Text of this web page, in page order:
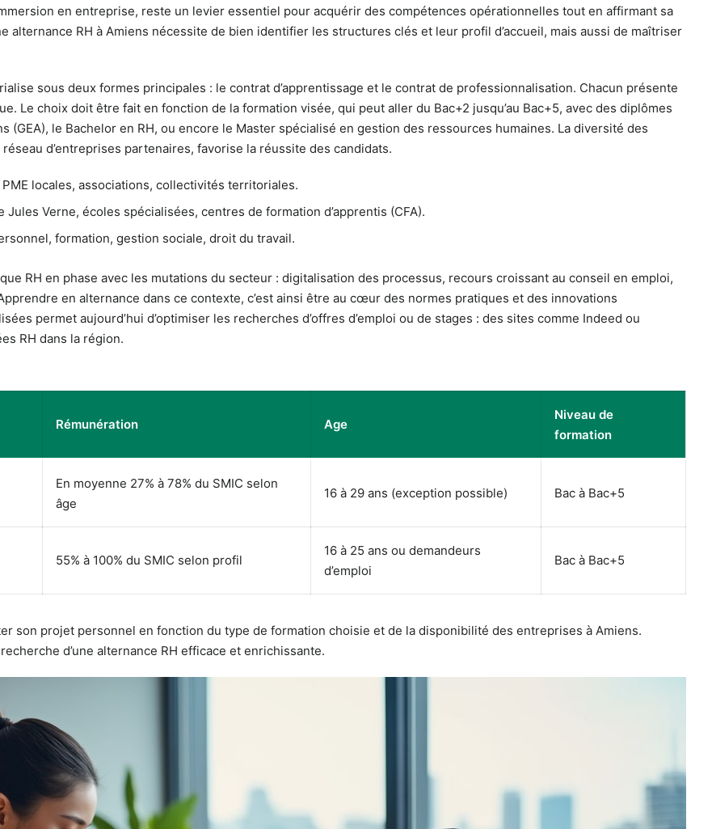
en entreprise, reste un levier essentiel pour acquérir des compétences opérationnelles tout en affirmant sa
alternance RH à Amiens nécessite de bien identifier les structures clés et leur profil d’accueil, mais aussi de maîtriser
sous deux formes principales : le contrat d’apprentissage et le contrat de professionnalisation. Chacun présente
Le choix doit être fait en fonction de la formation visée, qui peut aller du Bac+2 jusqu’au Bac+5, avec des diplômes
le Bachelor en RH, ou encore le Master spécialisé en gestion des ressources humaines. La diversité des
d’entreprises partenaires, favorise la réussite des candidats.
locales, associations, collectivités territoriales.
Jules Verne, écoles spécialisées, centres de formation d’apprentis (CFA).
formation, gestion sociale, droit du travail.
RH en phase avec les mutations du secteur : digitalisation des processus, recours croissant au conseil en emploi,
en alternance dans ce contexte, c’est ainsi être au cœur des normes pratiques et des innovations
permet aujourd’hui d’optimiser les recherches d’offres d’emploi ou de stages : des sites comme Indeed ou
RH dans la région.
Rémunération Age
Niveau de
formation
En moyenne 27% à 78% du SMIC selon
âge
16 à 29 ans (exception possible) Bac à Bac+5
55% à 100% du SMIC selon profil
16 à 25 ans ou demandeurs
d’emploi
Bac à Bac+5
son projet personnel en fonction du type de formation choisie et de la disponibilité des entreprises à Amiens.
d’une alternance RH efficace et enrichissante.